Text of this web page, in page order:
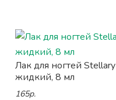
Лак для ногтей Stellary
жидкий, 8 мл
165р.